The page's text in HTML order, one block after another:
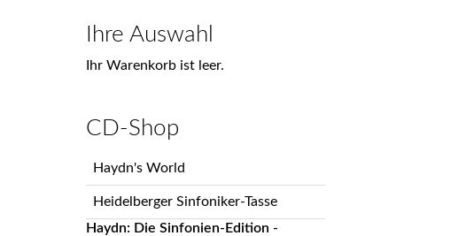
Ihre Auswahl
Ihr Warenkorb ist leer.
CD-Shop
Haydn's World
Heidelberger Sinfoniker-Tasse
Haydn: Die Sinfonien-Edition -